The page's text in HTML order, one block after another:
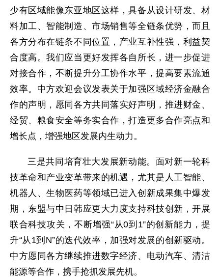
少有区域能像东亚地区这样，具备从设计研发、材
料加工、智能制造、市场销售等全链条优势，而且
各方分布在链条不同位置，产业互补性强，利益契
合度高。我们应当更好发挥各自所长，进一步促进
对接合作，不断提升分工协作水平，提高要素流通
效率。中方欢迎会议发表关于加强区域经济金融合
作的声明，愿同各方共同落实好声明，推进财金、
经贸、粮食安全等务实合作，打造更多合作亮点和
增长点，增强地区发展内生动力。
三是共同培育壮大发展新动能。面对新一轮科
技革命和产业变革带来的机遇，尤其是人工智能、
机器人、生物医药等领域已进入创新成果集中爆发
期，东盟与中日韩应更大力度支持科技创新，开展
联合科技攻关，不断增强“从0到1”的创新能力，提
升“从1到N”的迭代效率，加强对发展的创新驱动。
中方愿同各方继续推进数字经济、电动汽车、清洁
能源等合作，携手抢抓发展先机。